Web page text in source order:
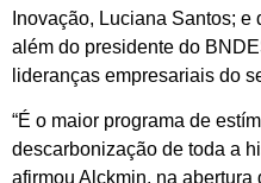
Inovação, Luciana Santos;
além do presidente do
lideranças empresariais do
“É o maior programa de
descarbonização de toda a
afirmou Alckmin, na abertura